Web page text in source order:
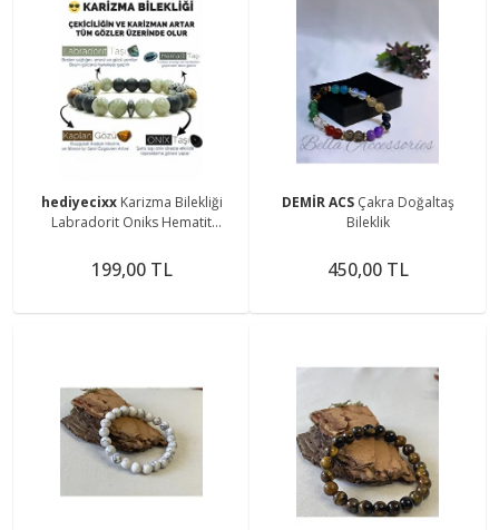
hediyecixx Karizma Bilekliği
Labradorit Oniks Hematit
199,00 TL
DEMİR ACS Çakra Doğaltaş
Bileklik
450,00 TL